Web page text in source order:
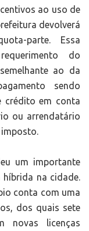
ao uso de
devolverá
parte. Essa
do
ao da
sendo
crédito em conta
ou arrendatário
um importante
na cidade.
conta com uma
dos quais sete
novas licenças